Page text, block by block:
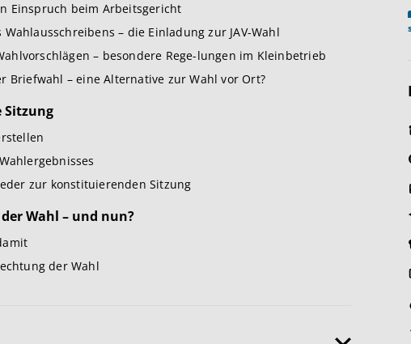
Einspruch beim Arbeitsgericht
– die Einladung zur JAV-Wahl
– besondere Rege-lungen im Kleinbetrieb
– eine Alternative zur Wahl vor Ort?
Sitzung
zur konstituierenden Sitzung
Wahl – und nun?
der Wahl